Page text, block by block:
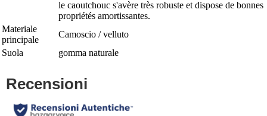
le caoutchouc s'avère très robuste et dispose de bonnes
propriétés amortissantes.
Materiale
principale
Camoscio / velluto
Suola
gomma naturale